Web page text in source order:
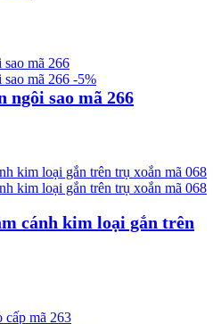
-5%
ngôi sao mã 266
cánh kim loại gắn trên